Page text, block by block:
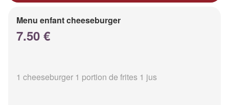
Menu enfant cheeseburger
7.50 €
1 cheeseburger 1 portion de frites 1 jus